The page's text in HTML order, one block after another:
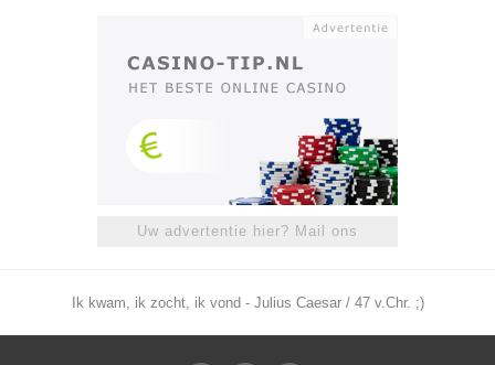
Uw advertentie hier? Mail ons
Ik kwam, ik zocht, ik vond - Julius Caesar / 47 v.Chr. ;)